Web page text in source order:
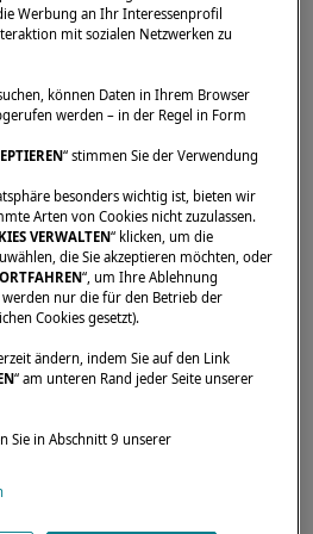
für Sie da, um Ihre
Werbung an Ihr Interessenprofil
mit sozialen Netzwerken zu
können Daten in Ihrem Browser
werden – in der Regel in Form
“ stimmen Sie der Verwendung
besonders wichtig ist, bieten wir
Arten von Cookies nicht zuzulassen.
VERWALTEN“ klicken, um die
die Sie akzeptieren möchten, oder
“, um Ihre Ablehnung
werden nur die für den Betrieb der
Cookies gesetzt).
ändern, indem Sie auf den Link
“ am unteren Rand jeder Seite unserer
Sie in Abschnitt 9 unserer